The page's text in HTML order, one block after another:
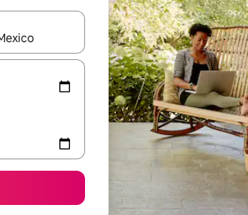
kwa kutumia vitufe vya vishale vya juu na chini